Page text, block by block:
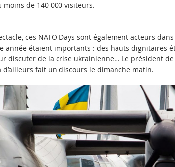
moins de 140 000 visiteurs.
ces NATO Days sont également acteurs
année étaient importants : des hauts dignitaires
discuter de la crise ukrainienne… Le président
d’ailleurs fait un discours le dimanche matin.